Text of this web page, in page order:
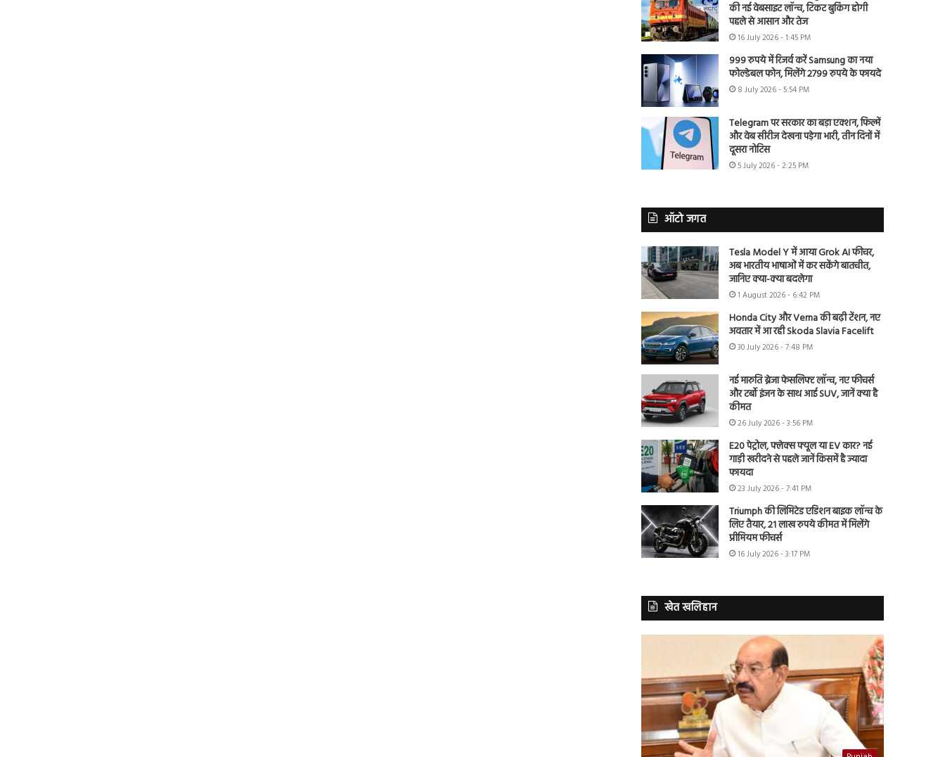
की नई वेबसाइट लॉन्च, टिकट बुकिंग होगी
पहले से आसान और तेज
16 July 2026 - 1:45 PM
999 रुपये में रिजर्व करें Samsung का नया
फोल्डेबल फोन, मिलेंगे 2799 रुपये के फायदे
8 July 2026 - 5:54 PM
Telegram पर सरकार का बड़ा एक्शन, फिल्में
और वेब सीरीज देखना पड़ेगा भारी, तीन दिनों में
दूसरा नोटिस
5 July 2026 - 2:25 PM
ऑटो जगत
Tesla Model Y में आया Grok AI फीचर,
अब भारतीय भाषाओं में कर सकेंगे बातचीत,
जानिए क्या-क्या बदलेगा
1 August 2026 - 6:42 PM
Honda City और Verna की बढ़ी टेंशन, नए
अवतार में आ रही Skoda Slavia Facelift
30 July 2026 - 7:48 PM
नई मारुति ब्रेजा फेसलिफ्ट लॉन्च, नए फीचर्स
और टर्बो इंजन के साथ आई SUV, जानें क्या है
कीमत
26 July 2026 - 3:56 PM
E20 पेट्रोल, फ्लेक्स फ्यूल या EV कार? नई
गाड़ी खरीदने से पहले जानें किसमें है ज्यादा
फायदा
23 July 2026 - 7:41 PM
Triumph की लिमिटेड एडिशन बाइक लॉन्च के
लिए तैयार, 21 लाख रुपये कीमत में मिलेंगे
प्रीमियम फीचर्स
16 July 2026 - 3:17 PM
खेत खलिहान